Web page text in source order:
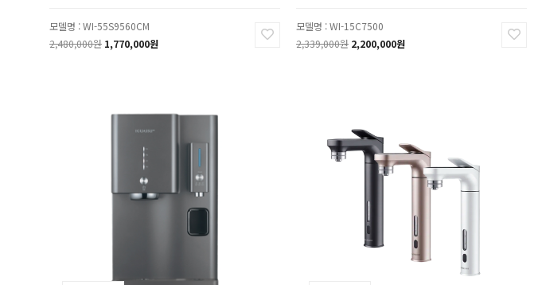
모델명 : WI-55S9560CM
2,480,000원 1,770,000원
모델명 : WI-15C7500
2,339,000원 2,200,000원